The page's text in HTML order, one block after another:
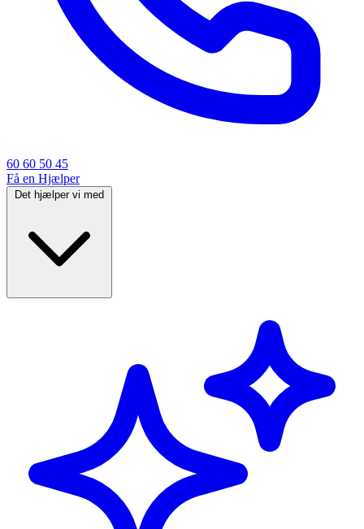
60 60 50 45
Få en Hjælper
Det hjælper vi med